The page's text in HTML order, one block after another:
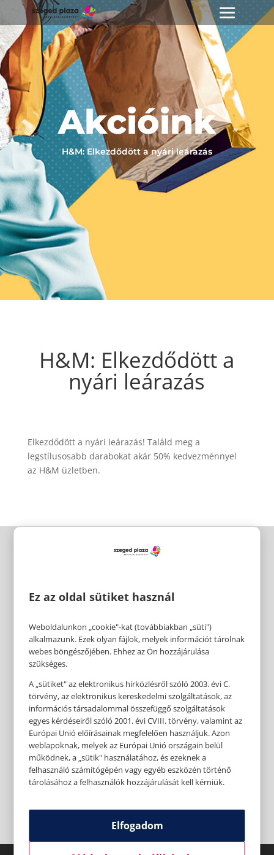
Akcióink
H&M: Elkezdődött a nyári leárazás
H&M: Elkezdődött a
nyári leárazás
Elkezdődött a nyári leárazás! Találd meg a
legstílusosabb darabokat akár 50% kedvezménnyel
az H&M üzletben.
Ez az oldal sütiket használ
Weboldalunkon „cookie"-kat (továbbiakban „süti")
alkalmazunk. Ezek olyan fájlok, melyek információt tárolnak
webes böngészőjében. Ehhez az Ön hozzájárulása
szükséges.
A „sütiket" az elektronikus hírközlésről szóló 2003. évi C.
törvény, az elektronikus kereskedelmi szolgáltatások, az
információs társadalommal összefüggő szolgáltatások
egyes kérdéseiről szóló 2001. évi CVIII. törvény, valamint az
Európai Unió előírásainak megfelelően használjuk. Azon
weblapoknak, melyek az Európai Unió országain belül
működnek, a „sütik" használatához, és ezeknek a
felhasználó számítógépén vagy egyéb eszközén történő
tárolásához a felhasználók hozzájárulását kell kérniük.
Elfogadom